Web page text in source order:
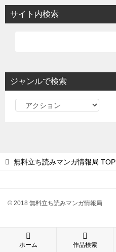
サイト内検索
ジャンルで検索
検
無料立ち読みマンガ情報局 TOP
© 2018 無料立ち読みマンガ情報局
ホーム 作品検索